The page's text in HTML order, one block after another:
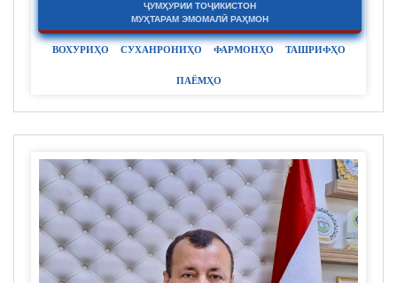
ҶУМҲУРИИ ТОҶИКИСТОН
МУҲТАРАМ ЭМОМАЛӢ РАҲМОН
ВОХУРИҲО СУХАНРОНИҲО ФАРМОНҲО ТАШРИФҲО
ПАЁМҲО